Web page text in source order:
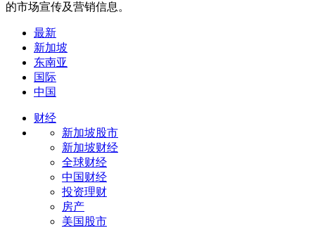
的市场宣传及营销信息。
最新
新加坡
东南亚
国际
中国
财经
新加坡股市
新加坡财经
全球财经
中国财经
投资理财
房产
美国股市